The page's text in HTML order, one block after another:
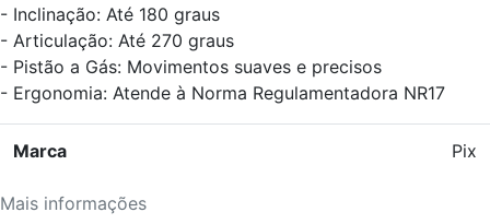
- Inclinação: Até 180 graus
- Articulação: Até 270 graus
- Pistão a Gás: Movimentos suaves e precisos
- Ergonomia: Atende à Norma Regulamentadora NR17
Mais informações
Marca Pix